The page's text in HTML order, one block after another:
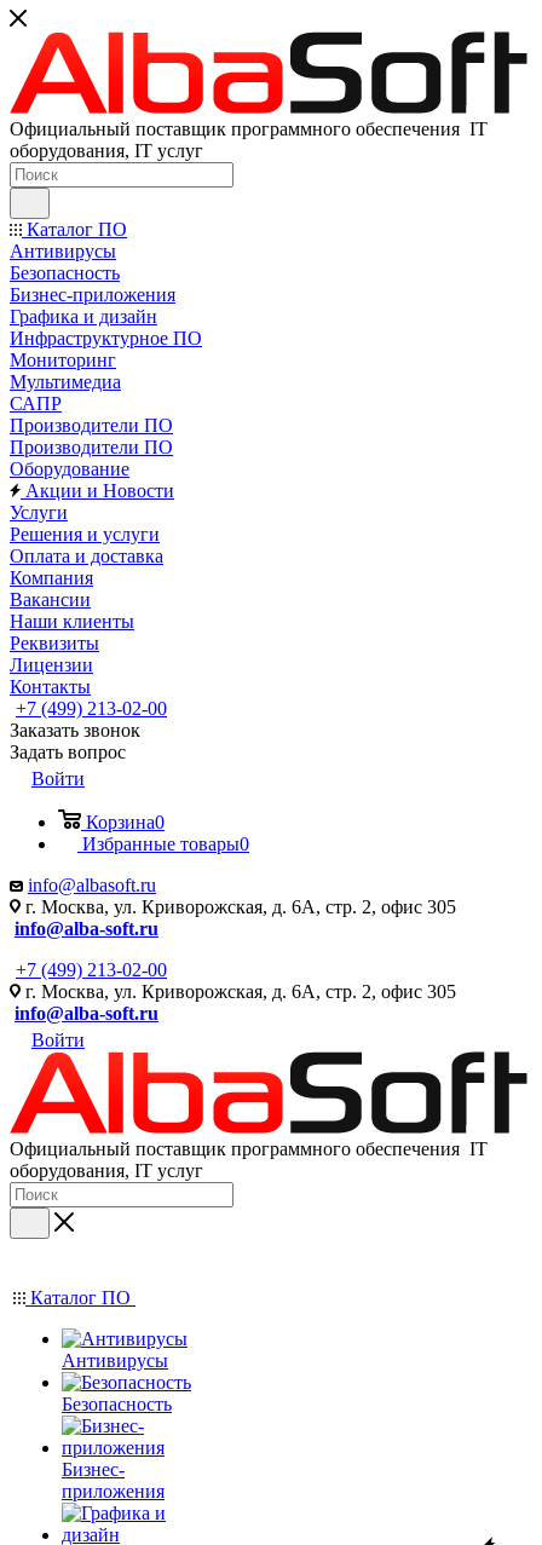
Официальный поставщик программного обеспечения IT
оборудования, IT услуг
Каталог ПО
Антивирусы
Безопасность
Бизнес-приложения
Графика и дизайн
Инфраструктурное ПО
Мониторинг
Мультимедиа
САПР
Производители ПО
Производители ПО
Оборудование
Акции и Новости
Услуги
Решения и услуги
Оплата и доставка
Компания
Вакансии
Наши клиенты
Реквизиты
Лицензии
Контакты
+7 (499) 213-02-00
Заказать звонок
Задать вопрос
Войти
Корзина0
Избранные товары0
info@albasoft.ru
г. Москва, ул. Криворожская, д. 6А, стр. 2, офис 305
info@alba-soft.ru
+7 (499) 213-02-00
г. Москва, ул. Криворожская, д. 6А, стр. 2, офис 305
info@alba-soft.ru
Войти
Официальный поставщик программного обеспечения IT
оборудования, IT услуг
Каталог ПО
Антивирусы
Безопасность
Бизнес-
приложения